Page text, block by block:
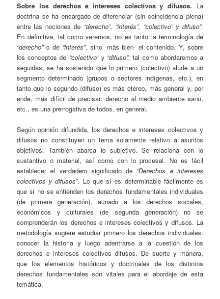
Sobre los derechos e intereses colectivos y difusos. La
doctrina se ha encargado de diferenciar (sin coincidencia plena)
entre las nociones de “derecho”, “interés”, “colectivo” y difuso”.
En definitiva, tal como veremos, no es tanto la terminología de
“derecho”o de “interés”, sino -más bien- el contenido. Y, sobre
los conceptos de “colectivo”y “difuso”, tal como abordaremos a
seguidas, se ha sostenido que lo primero (colectivo) alude a un
segmento determinado (grupos o sectores indígenas, etc.), en
tanto que lo segundo (difuso) es más etéreo, más general y, por
ende, más difícil de precisar: derecho al medio ambiente sano,
etc., es una prerrogativa de todos, en general.
Según opinión difundida, los derechos e intereses colectivos y
difusos no constituyen un tema solamente relativo a asuntos
objetivos. También abarca lo subjetivo. Se relaciona con lo
sustantivo o material, así como con lo procesal. No es fácil
establecer el verdadero significado de “Derechos e intereses
colectivos y difusos”. Lo que sí es determinable fácilmente es
que si no se entienden los derechos fundamentales individuales
(de primera generación), aunado a los derechos sociales,
económicos y culturales (de segunda generación) no se
comprenderán los derechos e intereses colectivos y difusos. La
metodología sugiere estudiar primero los derechos individuales:
conocer la historia y luego adentrarse a la cuestión de los
derechos e intereses colectivos difusos. De suerte y manera,
que los elementos históricos y doctrinales de los distintos
derechos fundamentales son vitales para el abordaje de esta
temática.